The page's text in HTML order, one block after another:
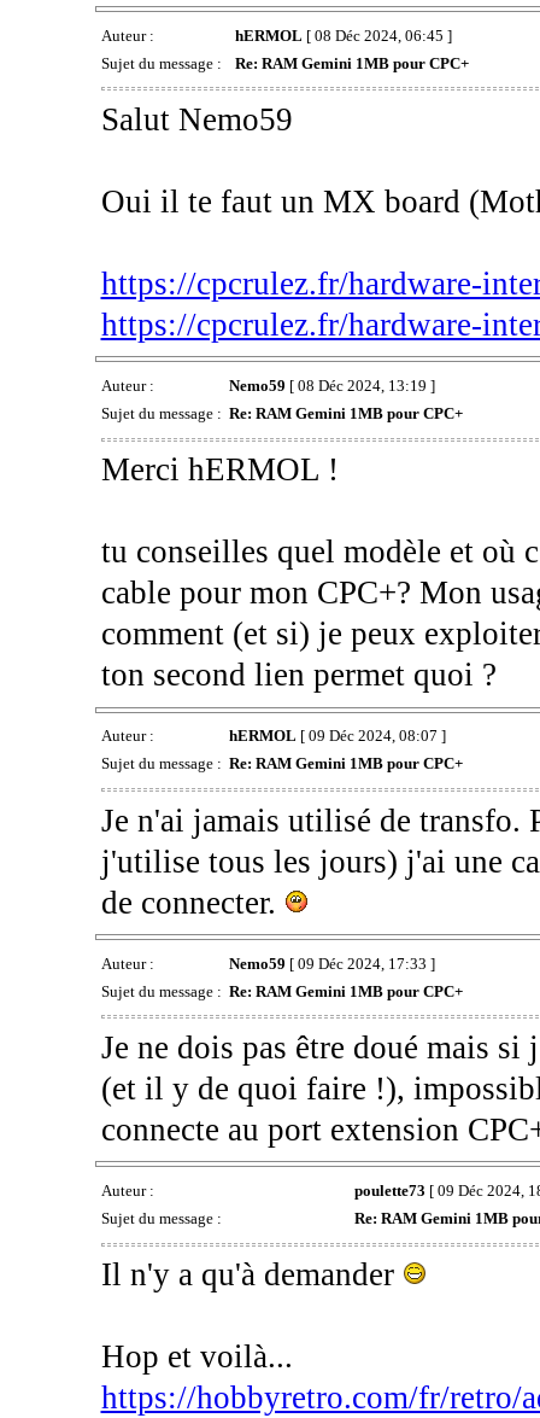
Auteur : hERMOL [ 08 Déc 2024, 06:45 ]
Sujet du message :
Re: RAM Gemini 1MB pour CPC+
Salut Nemo59
Oui il te faut un MX board
https://cpcrulez.fr/hardware-
https://cpcrulez.fr/hardware-
Auteur : Nemo59 [ 08 Déc 2024, 13:19 ]
Sujet du message : Re: RAM Gemini 1MB pour CPC+
Merci hERMOL !
tu conseilles quel modèle et où
cable pour mon CPC+? Mon
comment (et si) je peux
ton second lien permet quoi ?
Auteur : hERMOL [ 09 Déc 2024, 08:07 ]
Sujet du message : Re: RAM Gemini 1MB pour CPC+
Je n'ai jamais utilisé de transfo.
j'utilise tous les jours) j'ai une
de connecter.
Auteur : Nemo59 [ 09 Déc 2024, 17:33 ]
Sujet du message : Re: RAM Gemini 1MB pour CPC+
Je ne dois pas être doué mais
(et il y de quoi faire !),
connecte au port extension
Auteur : poulette73 [ 09 Déc 2024,
Sujet du message :
Re: RAM Gemini 1MB
Il n'y a qu'à demander
Hop et voilà...
https://hobbyretro.com/fr/retro/